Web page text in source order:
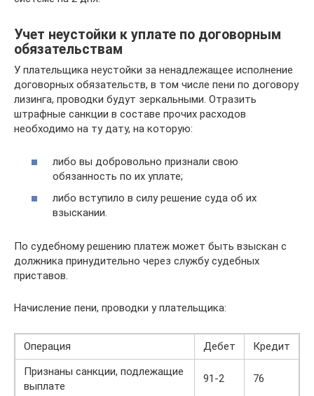
Учет неустойки к уплате по договорным
обязательствам
У плательщика неустойки за ненадлежащее исполнение
договорных обязательств, в том числе пени по договору
лизинга, проводки будут зеркальными. Отразить
штрафные санкции в составе прочих расходов
необходимо на ту дату, на которую:
либо вы добровольно признали свою
обязанность по их уплате;
либо вступило в силу решение суда об их
взыскании.
По судебному решению платеж может быть взыскан с
должника принудительно через службу судебных
приставов.
Начисление пени, проводки у плательщика:
Операция Дебет
Кредит
Признаны санкции, подлежащие
выплате
91-2 76